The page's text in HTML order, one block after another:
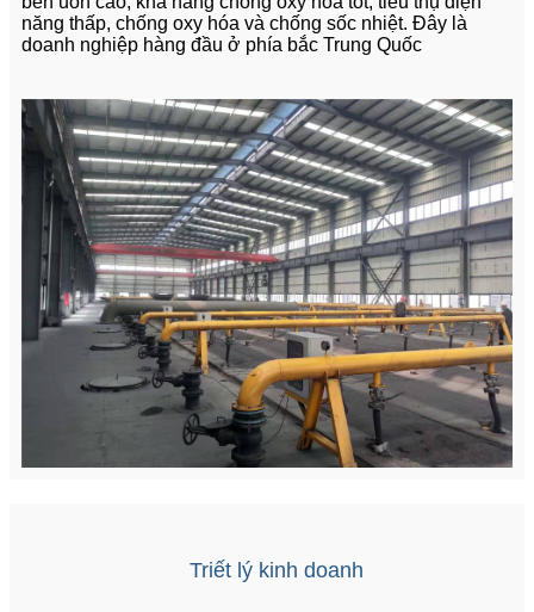
năng thấp, chống oxy hóa và chống sốc nhiệt. Đây là
doanh nghiệp hàng đầu ở phía bắc Trung Quốc
Triết lý kinh doanh